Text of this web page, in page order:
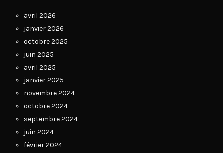
avril 2026
janvier 2026
octobre 2025
juin 2025
avril 2025
janvier 2025
novembre 2024
octobre 2024
septembre 2024
juin 2024
février 2024